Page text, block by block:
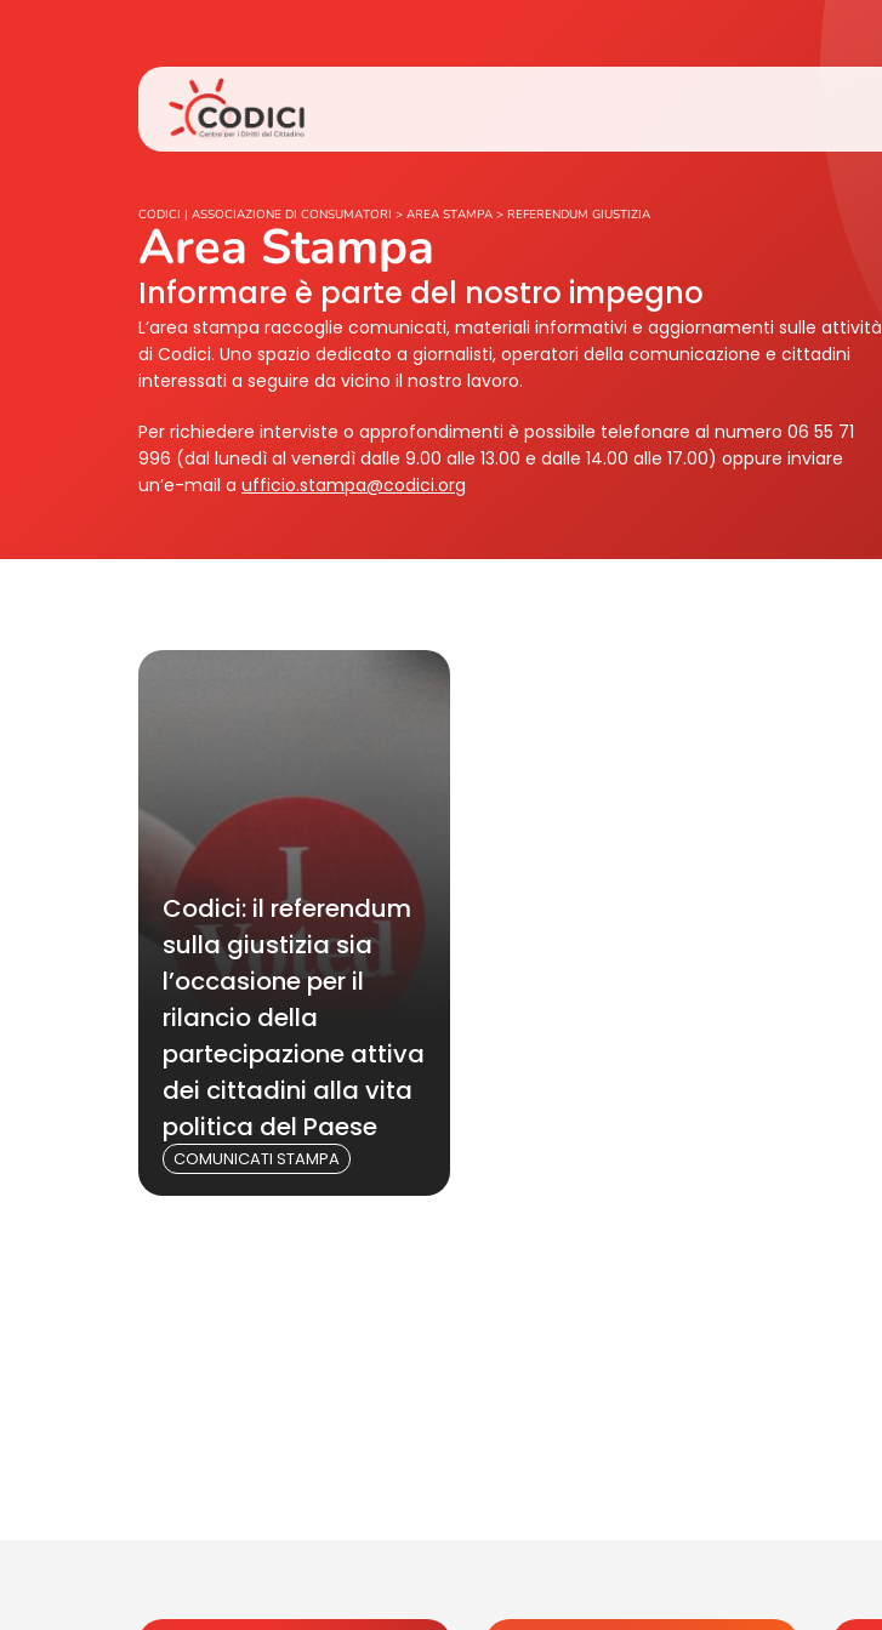
CODICI | ASSOCIAZIONE DI CONSUMATORI > AREA STAMPA > REFERENDUM GIUSTIZIA
Area Stampa
Informare è parte del nostro impegno
L’area stampa raccoglie comunicati, materiali informativi e aggiornamenti sulle attività
di Codici. Uno spazio dedicato a giornalisti, operatori della comunicazione e cittadini
interessati a seguire da vicino il nostro lavoro.
Per richiedere interviste o approfondimenti è possibile telefonare al numero 06 55 71
996 (dal lunedì al venerdì dalle 9.00 alle 13.00 e dalle 14.00 alle 17.00) oppure inviare
un’e-mail a ufficio.stampa@codici.org
Codici: il referendum
sulla giustizia sia
l’occasione per il
rilancio della
partecipazione attiva
dei cittadini alla vita
politica del Paese
COMUNICATI STAMPA